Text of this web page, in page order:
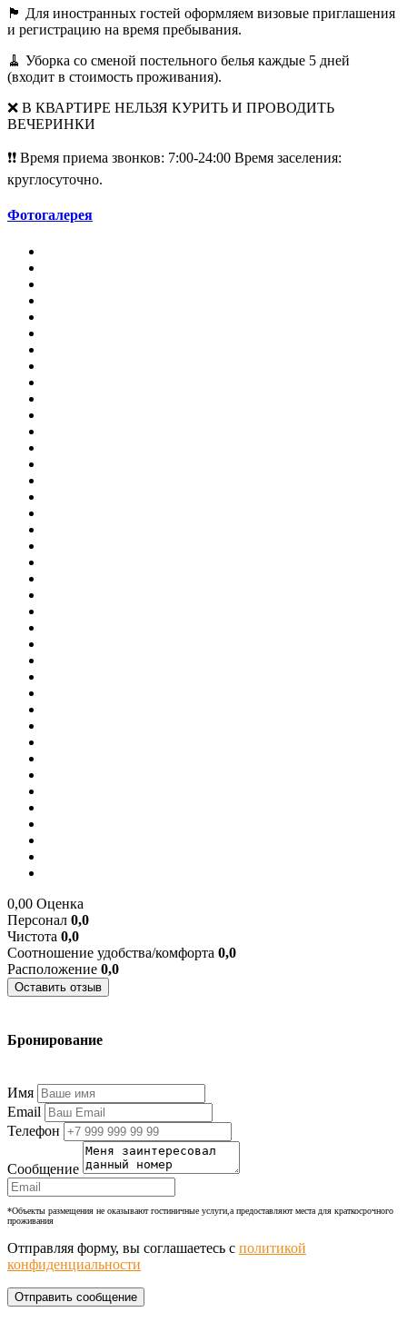
🏴 Для иностранных гостей оформляем визовые приглашения
и регистрацию на время пребывания.
🧹 Уборка со сменой постельного белья каждые 5 дней
(входит в стоимость проживания).
❌ В КВАРТИРЕ НЕЛЬЗЯ КУРИТЬ И ПРОВОДИТЬ
ВЕЧЕРИНКИ
❗❗ Время приема звонков: 7:00-24:00 Время заселения:
круглосуточно.
Фотогалерея
0,00 Оценка
Персонал 0,0
Чистота 0,0
Соотношение удобства/комфорта 0,0
Расположение 0,0
Оставить отзыв
Бронирование
Имя
Email
Телефон
Сообщение
*Объекты размещения не оказывают гостиничные услуги,а предоставляют места для краткосрочного
проживания
Отправляя форму, вы соглашаетесь с политикой
конфиденциальности